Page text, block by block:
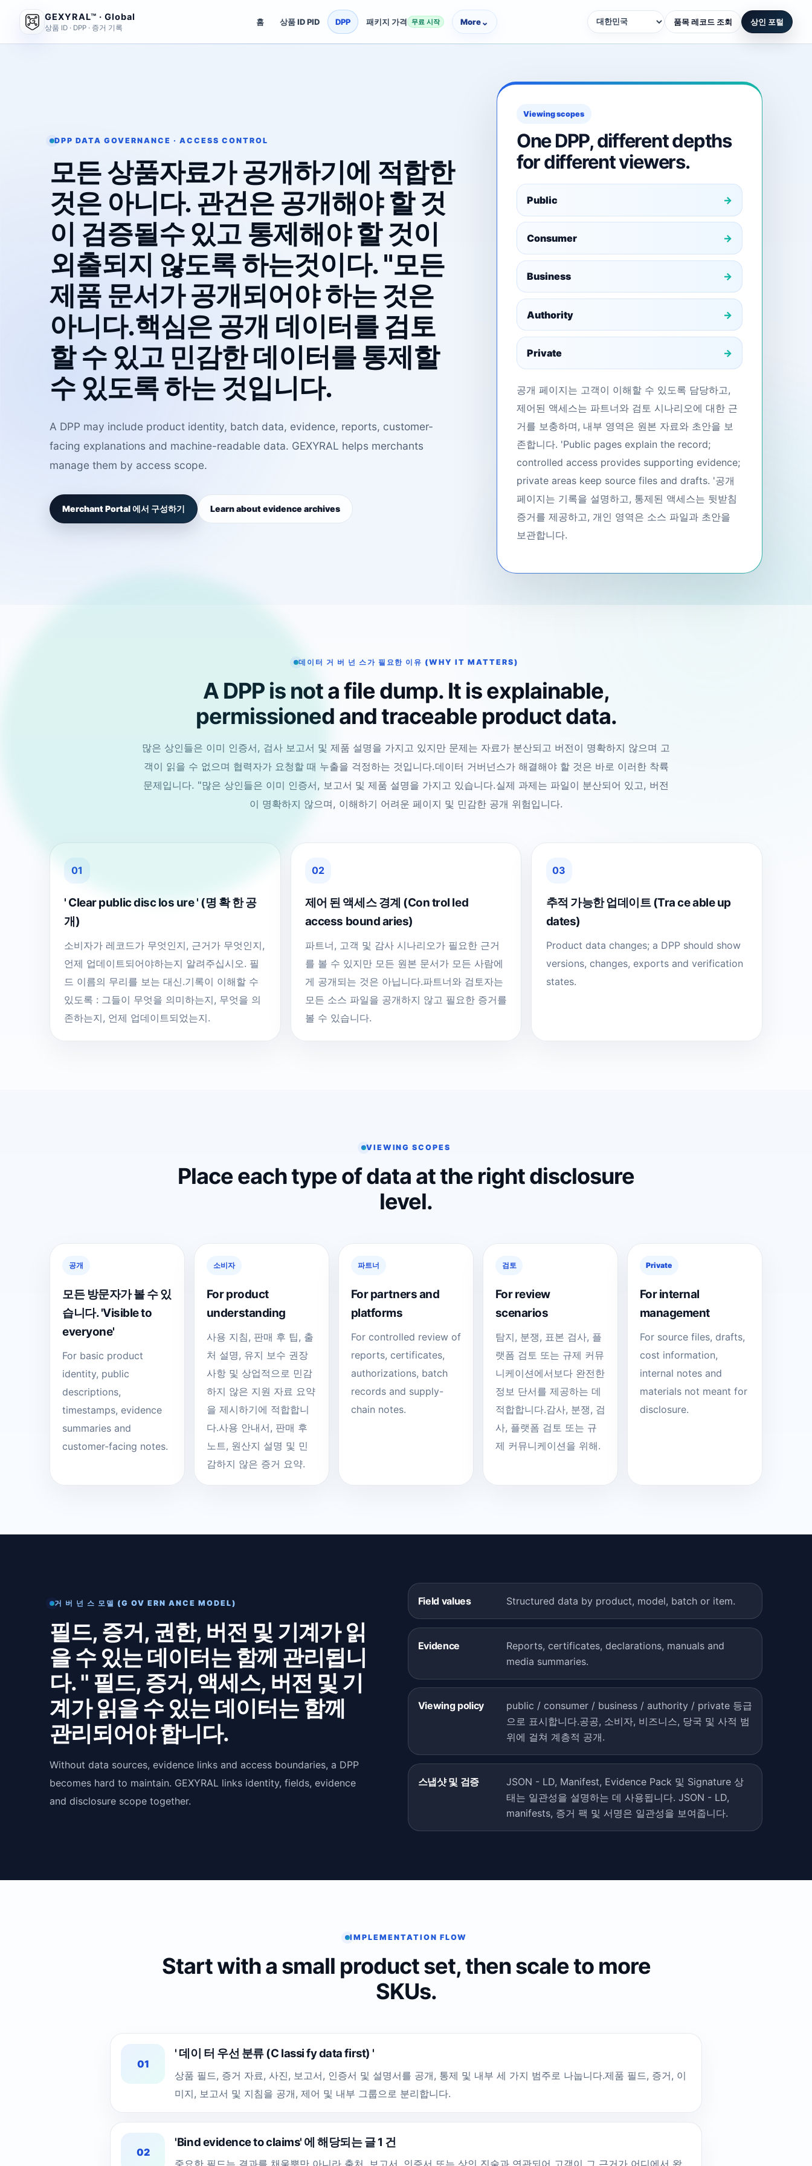
GEXYRAL™ · Global
상품 ID · DPP · 증거 기록
홈 상품 ID PID DPP 패키지 가격 무료 시작 More⌄ 품목 레코드 조회 상인 포털
DPP DATA GOVERNANCE · ACCESS CONTROL
모든 상품자료가 공개하기에 적합한
것은 아니다. 관건은 공개해야 할 것
이 검증될수 있고 통제해야 할 것이
외출되지 않도록 하는것이다. "모든
제품 문서가 공개되어야 하는 것은
아니다.핵심은 공개 데이터를 검토
할 수 있고 민감한 데이터를 통제할
수 있도록 하는 것입니다.
A DPP may include product identity, batch data, evidence, reports, customer-
facing explanations and machine-readable data. GEXYRAL helps merchants
manage them by access scope.
Merchant Portal 에서 구성하기 Learn about evidence archives
Viewing scopes
One DPP, different depths
for different viewers.
Public
Consumer
Business
Authority
Private
공개 페이지는 고객이 이해할 수 있도록 담당하고,
제어된 액세스는 파트너와 검토 시나리오에 대한 근
거를 보충하며, 내부 영역은 원본 자료와 초안을 보
존합니다. 'Public pages explain the record;
controlled access provides supporting evidence;
private areas keep source files and drafts. '공개
페이지는 기록을 설명하고, 통제된 액세스는 뒷받침
증거를 제공하고, 개인 영역은 소스 파일과 초안을
보관합니다.
데이터 거 버 넌 스가 필요한 이유 (WHY IT MATTERS)
A DPP is not a file dump. It is explainable,
permissioned and traceable product data.
많은 상인들은 이미 인증서, 검사 보고서 및 제품 설명을 가지고 있지만 문제는 자료가 분산되고 버전이 명확하지 않으며 고
객이 읽을 수 없으며 협력자가 요청할 때 누출을 걱정하는 것입니다.데이터 거버넌스가 해결해야 할 것은 바로 이러한 착륙
문제입니다. "많은 상인들은 이미 인증서, 보고서 및 제품 설명을 가지고 있습니다.실제 과제는 파일이 분산되어 있고, 버전
이 명확하지 않으며, 이해하기 어려운 페이지 및 민감한 공개 위험입니다.
01
' Clear public disc los ure ' (명 확 한 공
개)
소비자가 레코드가 무엇인지, 근거가 무엇인지,
언제 업데이트되어야하는지 알려주십시오. 필
드 이름의 무리를 보는 대신.기록이 이해할 수
있도록 : 그들이 무엇을 의미하는지, 무엇을 의
존하는지, 언제 업데이트되었는지.
02
제어 된 액세스 경계 (Con trol led
access bound aries)
파트너, 고객 및 감사 시나리오가 필요한 근거
를 볼 수 있지만 모든 원본 문서가 모든 사람에
게 공개되는 것은 아닙니다.파트너와 검토자는
모든 소스 파일을 공개하지 않고 필요한 증거를
볼 수 있습니다.
03
추적 가능한 업데이트 (Tra ce able up
dates)
Product data changes; a DPP should show
versions, changes, exports and verification
states.
VIEWING SCOPES
Place each type of data at the right disclosure
level.
공개
모든 방문자가 볼 수 있
습니다. 'Visible to
everyone'
For basic product
identity, public
descriptions,
timestamps, evidence
summaries and
customer-facing notes.
소비자
For product
understanding
사용 지침, 판매 후 팁, 출
처 설명, 유지 보수 권장
사항 및 상업적으로 민감
하지 않은 지원 자료 요약
을 제시하기에 적합합니
다.사용 안내서, 판매 후
노트, 원산지 설명 및 민
감하지 않은 증거 요약.
파트너
For partners and
platforms
For controlled review of
reports, certificates,
authorizations, batch
records and supply-
chain notes.
검토
For review
scenarios
탐지, 분쟁, 표본 검사, 플
랫폼 검토 또는 규제 커뮤
니케이션에서보다 완전한
정보 단서를 제공하는 데
적합합니다.감사, 분쟁, 검
사, 플랫폼 검토 또는 규
제 커뮤니케이션을 위해.
Private
For internal
management
For source files, drafts,
cost information,
internal notes and
materials not meant for
disclosure.
거 버 넌 스 모델 (G OV ERN ANCE MODEL)
필드, 증거, 권한, 버전 및 기계가 읽
을 수 있는 데이터는 함께 관리됩니
다. '' 필드, 증거, 액세스, 버전 및 기
계가 읽을 수 있는 데이터는 함께
관리되어야 합니다.
Without data sources, evidence links and access boundaries, a DPP
becomes hard to maintain. GEXYRAL links identity, fields, evidence
and disclosure scope together.
Field values Structured data by product, model, batch or item.
Evidence
Reports, certificates, declarations, manuals and
media summaries.
Viewing policy
public / consumer / business / authority / private 등급
으로 표시합니다.공공, 소비자, 비즈니스, 당국 및 사적 범
위에 걸쳐 계층적 공개.
스냅샷 및 검증
JSON - LD, Manifest, Evidence Pack 및 Signature 상
태는 일관성을 설명하는 데 사용됩니다. JSON - LD,
manifests, 증거 팩 및 서명은 일관성을 보여줍니다.
IMPLEMENTATION FLOW
Start with a small product set, then scale to more
SKUs.
01
' 데이 터 우선 분류 (C lassi fy data first) '
상품 필드, 증거 자료, 사진, 보고서, 인증서 및 설명서를 공개, 통제 및 내부 세 가지 범주로 나눕니다.제품 필드, 증거, 이
미지, 보고서 및 지침을 공개, 제어 및 내부 그룹으로 분리합니다.
02
'Bind evidence to claims' 에 해당되는 글 1 건